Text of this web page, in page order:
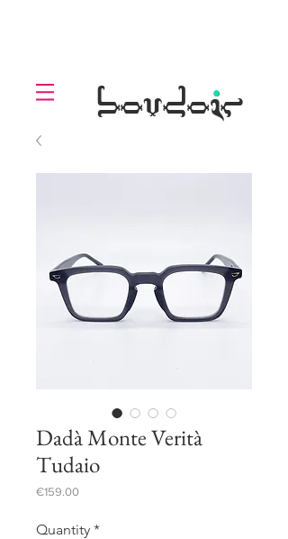
boudoir
.
Dadà Monte Verità
Tudaio
€159.00Price
Quantity *